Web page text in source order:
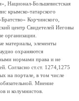
Национал-Большевистская
крымско-татарского
Корчинского,
центр Свидетелей Иеговы
организации.
материалы, элементы
охраняются
нормами права и не
Согласно ст.ст. 1274,1275
на портале, в том числе
Мнение
и колумнистов.